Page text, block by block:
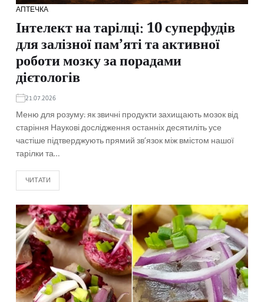
АПТЕЧКА
Інтелект на тарілці: 10 суперфудів
для залізної пам’яті та активної
роботи мозку за порадами
дієтологів
21.07.2026
Меню для розуму: як звичні продукти захищають мозок від
старіння Наукові дослідження останніх десятиліть усе
частіше підтверджують прямий зв’язок між вмістом нашої
тарілки та…
ЧИТАТИ